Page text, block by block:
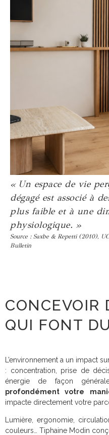
« Un espace de vie
dégagé est associé à
plus faible et à une
physiologique. »
Source : Saxbe & Repetti (2010),
Bulletin
CONCEVOIR
QUI FONT
L’environnement a un impact
: concentration, prise de
énergie de façon
profondément votre
impacte directement votre
Lumière, ergonomie,
couleurs… Tiphaine Modin